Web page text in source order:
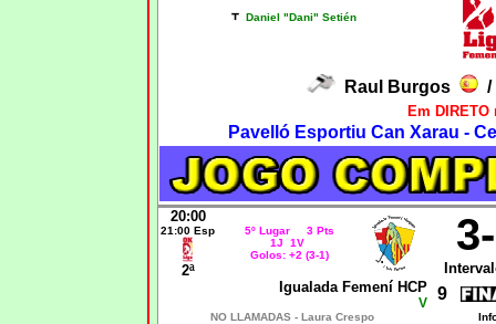
Daniel "Dani" Setién
Raul Burgos
Em
Pavelló Esportiu Can Xarau -
20:00
21:00 Esp
2ª
5º Lugar 3 Pts
1J 1V
Golos: +2 (3-1)
Igualada Femení HCP
V 9
NO LLAMADAS - Laura Crespo